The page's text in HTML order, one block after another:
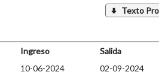
Texto
Ingreso Salida
10-06-2024 02-09-2024